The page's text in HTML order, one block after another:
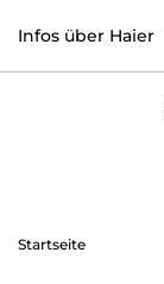
Infos über Haier
Startseite